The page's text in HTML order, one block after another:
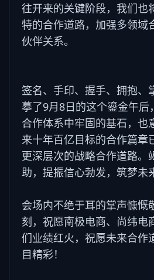
往开来的关键阶段，我们也
特的合作道路，加强多领域
伙伴关系。
签名、手印、握手、拥抱、
摹了9月8日的这个鎏金午后
合作体系中牢固的基石，也
来十年百亿目标的合作篇章
更深层次的战略合作道路。
助，提振信心勃发，筑梦未
会场内不绝于耳的掌声慷慨
刻，祝愿南极电商、尚纬电
们业绩红火，祝愿未来合作
目精彩！